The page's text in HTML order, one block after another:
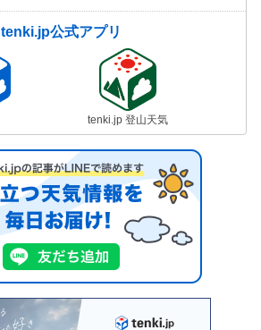
tenki.jp公式アプリ
tenki.jp 登山天気